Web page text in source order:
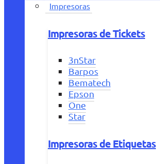
Impresoras
Impresoras de Tickets
3nStar
Barpos
Bematech
Epson
One
Star
Impresoras de Etiquetas